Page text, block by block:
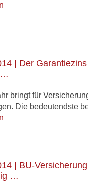
| Der
…
bringt für
Die bedeutendste
| BU-
…